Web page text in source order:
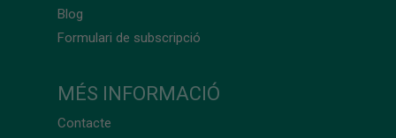
Blog
Formulari de subscripció
MÉS INFORMACIÓ
Contacte